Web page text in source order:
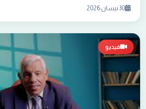
30 نيسان 2026
فيديو